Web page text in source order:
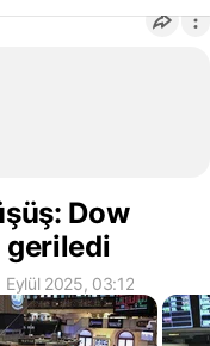
Dow
geriledi
Eylül 2025, 03:12